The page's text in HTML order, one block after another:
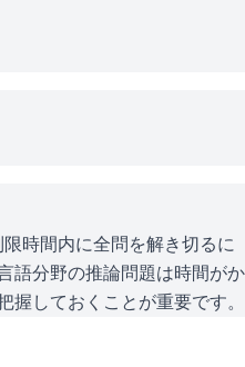
時間内に全問を解き切るに
語分野の推論問題は時間がか
握しておくことが重要です。